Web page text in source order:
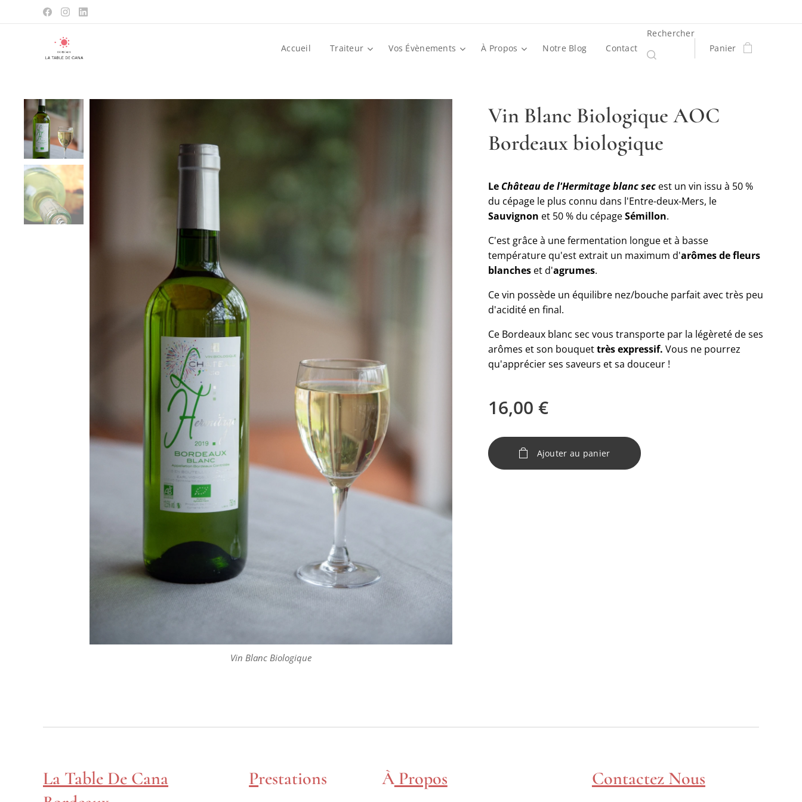
Accueil Traiteur Vos Évènements À Propos Notre Blog Contact
Rechercher
Panier
Vin Blanc Biologique AOC
Bordeaux biologique
Vin Blanc Biologique
Le Château de l'Hermitage blanc sec est un vin issu à 50 %
du cépage le plus connu dans l'Entre-deux-Mers, le
Sauvignon et 50 % du cépageSémillon.
C'est grâce à une fermentation longue et à basse
température qu'est extrait un maximum d'arômes de fleurs
blanches et d'agrumes.
Ce vin possède un équilibre nez/bouche parfait avec très peu
d'acidité en final.
Ce Bordeaux blanc sec vous transporte par la légèreté de ses
arômes et son bouquettrès expressif.Vous ne pourrez
qu'apprécier ses saveurs et sa douceur !
16,00 €
Ajouter au panier
La Table De Cana
Prestations ÀPropos Contactez Nous